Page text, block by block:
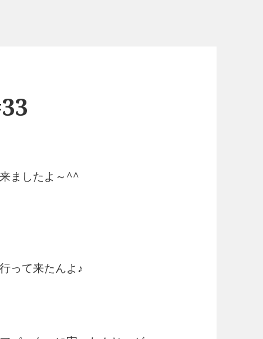
ましたよ～^^
って来たんよ♪